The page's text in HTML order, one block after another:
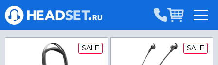
SALE SALE